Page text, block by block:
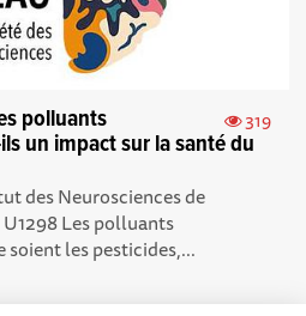
319
polluants
un impact sur la santé du
des Neurosciences de
Les polluants
les pesticides,...